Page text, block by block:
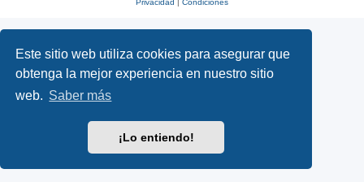
Este sitio web utiliza cookies para asegurar que
obtenga la mejor experiencia en nuestro sitio
web. Saber más
¡Lo entiendo!
Privacidad | Condiciones